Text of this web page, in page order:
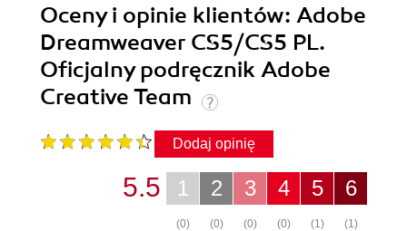
Oceny i opinie klientów: Adobe
Dreamweaver CS5/CS5 PL.
Oficjalny podręcznik Adobe
Creative Team
Dodaj opinię
6
(1)
5
(1)
4
(0)
3
(0)
2
(0)
1
(0)
5.5